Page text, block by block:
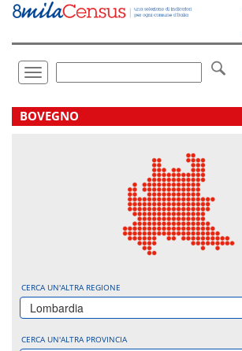
Vai
direttamente
Toggle
navigation
.
BOVEGNO
CERCA UN'ALTRA REGIONE
Lombardia
CERCA UN'ALTRA PROVINCIA